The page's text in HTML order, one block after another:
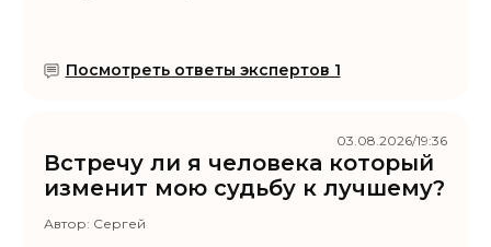
Посмотреть ответы экспертов 1
Встречу ли я человека который
изменит мою судьбу к лучшему?
Автор: Сергей
03.08.2026/19:36